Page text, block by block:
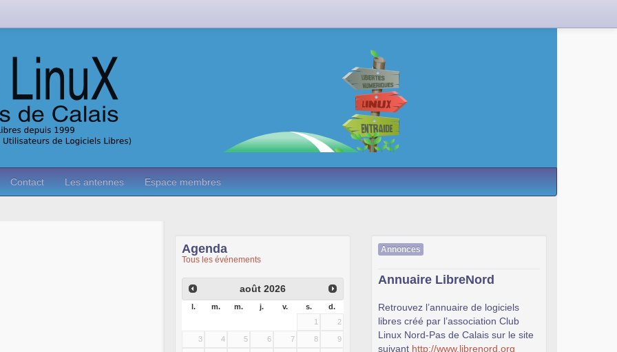
Contact Les antennes Espace membres
Agenda
Tous les événements
août 2026
l. m. m. j. v. s.
d.
1
2
3 4 5 6 7 8 9
Annonces
Annuaire LibreNord
Retrouvez l’annuaire de logiciels
libres créé par l’association Club
Linux Nord-Pas de Calais sur le site
suivant http://www.librenord.org